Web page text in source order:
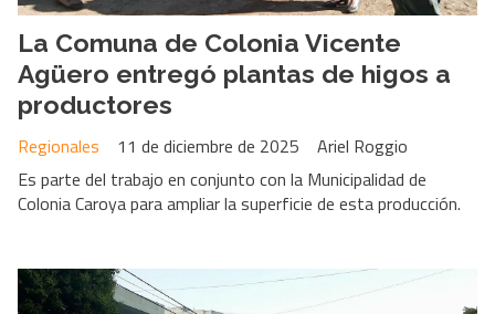
La Comuna de Colonia Vicente
Agüero entregó plantas de higos a
productores
Ariel Roggio
Regionales
11 de diciembre de 2025
Es parte del trabajo en conjunto con la Municipalidad de
Colonia Caroya para ampliar la superficie de esta producción.